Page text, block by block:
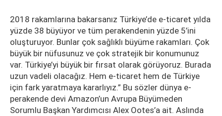
2018 rakamlarına bakarsanız Türkiye’de e-ticaret yılda
yüzde 38 büyüyor ve tüm perakendenin yüzde 5’ini
oluşturuyor. Bunlar çok sağlıklı büyüme rakamları. Çok
büyük bir nüfusunuz ve çok stratejik bir konumunuz
var. Türkiye’yi büyük bir fırsat olarak görüyoruz. Burada
uzun vadeli olacağız. Hem e-ticaret hem de Türkiye
için fark yaratmaya kararlıyız.” Bu sözler dünya e-
perakende devi Amazon’un Avrupa Büyümeden
Sorumlu Başkan Yardımcısı Alex Ootes’a ait. Aslında